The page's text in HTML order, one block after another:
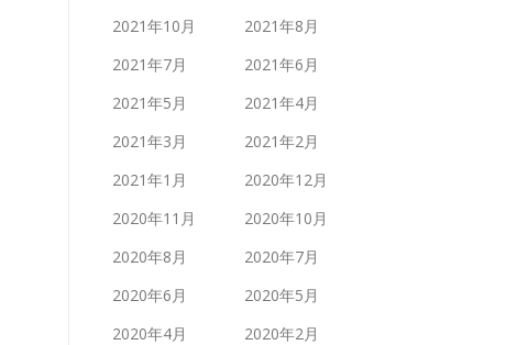
2021年10月
2021年8月
2021年7月
2021年6月
2021年5月
2021年4月
2021年3月
2021年2月
2021年1月
2020年12月
2020年11月
2020年10月
2020年8月
2020年7月
2020年6月
2020年5月
2020年4月
2020年2月